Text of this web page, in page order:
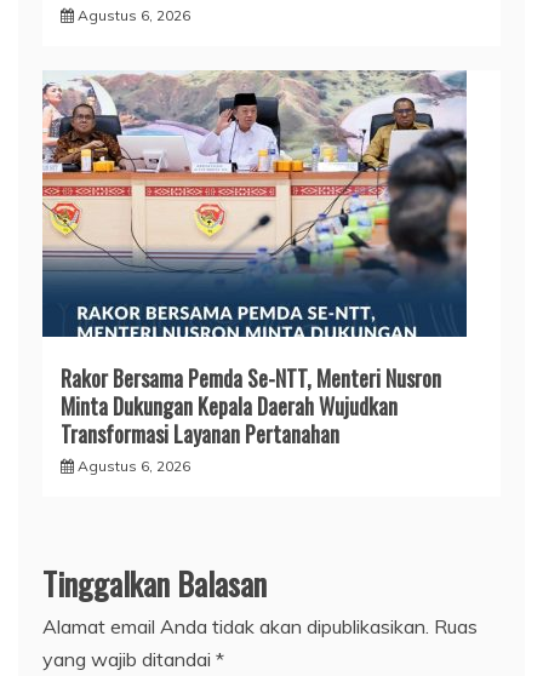
Agustus 6, 2026
Rakor Bersama Pemda Se-NTT, Menteri Nusron
Minta Dukungan Kepala Daerah Wujudkan
Transformasi Layanan Pertanahan
Agustus 6, 2026
Tinggalkan Balasan
Alamat email Anda tidak akan dipublikasikan. Ruas
yang wajib ditandai *